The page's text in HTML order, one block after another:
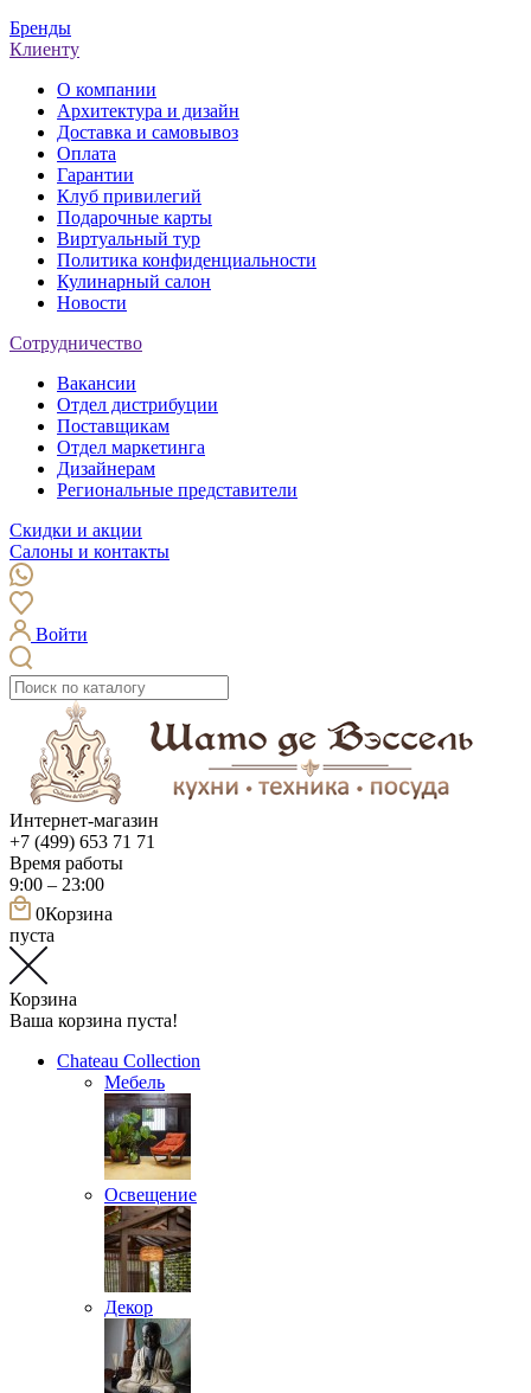
Бренды
Клиенту
О компании
Архитектура и дизайн
Доставка и самовывоз
Оплата
Гарантии
Клуб привилегий
Подарочные карты
Виртуальный тур
Политика конфиденциальности
Кулинарный салон
Новости
Сотрудничество
Вакансии
Отдел дистрибуции
Поставщикам
Отдел маркетинга
Дизайнерам
Региональные представители
Скидки и акции
Салоны и контакты
Войти
Интернет-магазин
+7 (499) 653 71 71
Время работы
9:00 – 23:00
0Корзина
пуста
Корзина
Ваша корзина пуста!
Chateau Collection
Мебель
Освещение
Декор